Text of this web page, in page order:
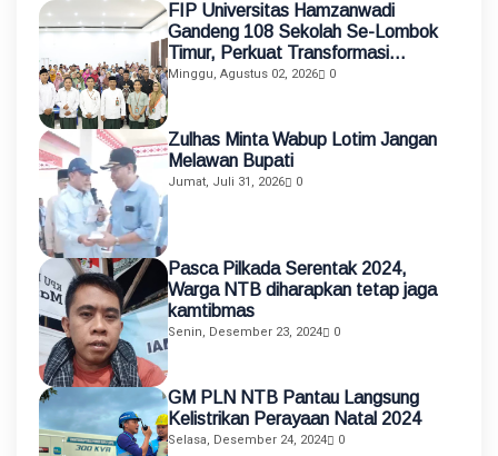
FIP Universitas Hamzanwadi
Gandeng 108 Sekolah Se-Lombok
Timur, Perkuat Transformasi
Pendidikan melalui Asistensi
Minggu, Agustus 02, 2026 0
Zulhas Minta Wabup Lotim Jangan
Melawan Bupati
Jumat, Juli 31, 2026 0
Pasca Pilkada Serentak 2024,
Warga NTB diharapkan tetap jaga
kamtibmas
Senin, Desember 23, 2024 0
GM PLN NTB Pantau Langsung
Kelistrikan Perayaan Natal 2024
Selasa, Desember 24, 2024 0